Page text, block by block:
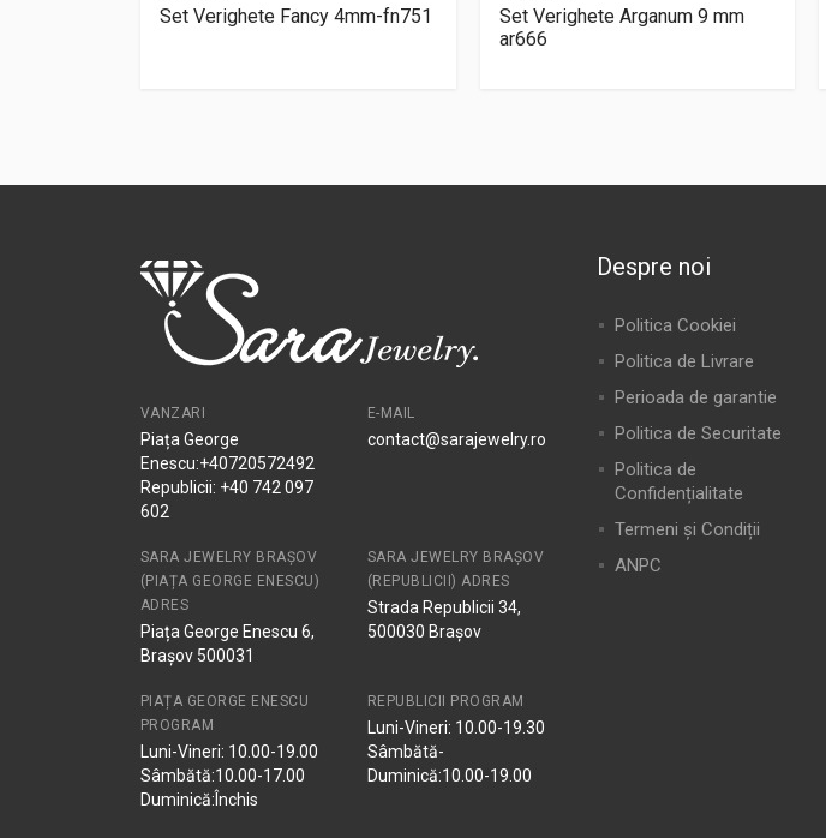
Set Verighete Fancy 4mm-fn751
Set Verighete Arganum 9 mm
ar666
VANZARI
Piața George
Enescu:+40720572492
Republicii: +40 742 097
602
E-MAIL
contact@sarajewelry.ro
SARA JEWELRY BRAȘOV
(PIAȚA GEORGE ENESCU)
ADRES
Piața George Enescu 6,
Brașov 500031
SARA JEWELRY BRAȘOV
(REPUBLICII) ADRES
Strada Republicii 34,
500030 Brașov
PIAȚA GEORGE ENESCU
PROGRAM
Luni-Vineri: 10.00-19.00
Sâmbătă:10.00-17.00
Duminică:Închis
REPUBLICII PROGRAM
Luni-Vineri: 10.00-19.30
Sâmbătă-
Duminică:10.00-19.00
Despre noi
Politica Cookiei
Politica de Livrare
Perioada de garantie
Politica de Securitate
Politica de
Confidențialitate
Termeni și Condiții
ANPC